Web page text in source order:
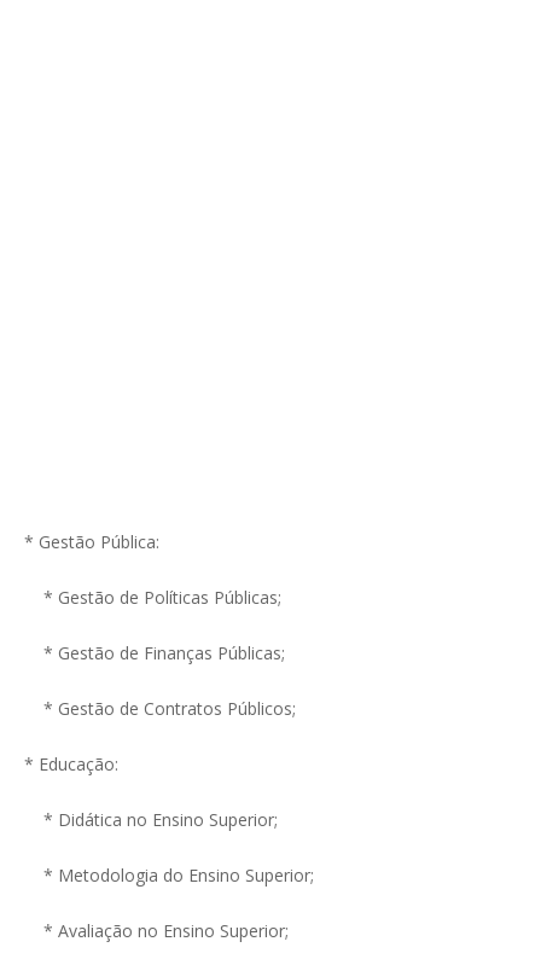
* Gestão Pública:
* Gestão de Políticas Públicas;
* Gestão de Finanças Públicas;
* Gestão de Contratos Públicos;
* Educação:
* Didática no Ensino Superior;
* Metodologia do Ensino Superior;
* Avaliação no Ensino Superior;